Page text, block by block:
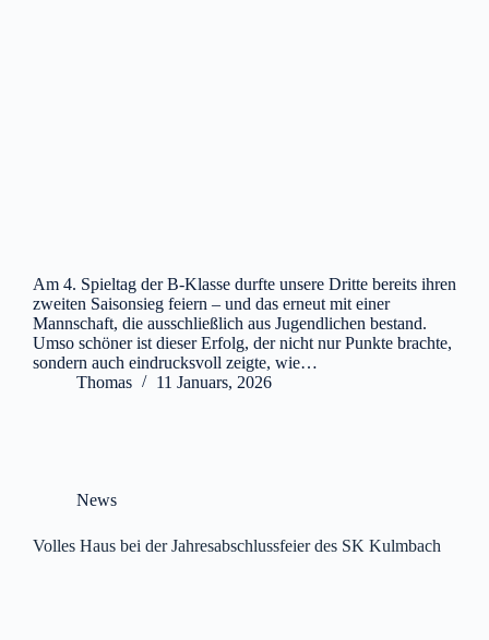
Am 4. Spieltag der B-Klasse durfte unsere Dritte bereits ihren
zweiten Saisonsieg feiern – und das erneut mit einer
Mannschaft, die ausschließlich aus Jugendlichen bestand.
Umso schöner ist dieser Erfolg, der nicht nur Punkte brachte,
sondern auch eindrucksvoll zeigte, wie…
Thomas
11 Januars, 2026
News
Volles Haus bei der Jahresabschlussfeier des SK Kulmbach